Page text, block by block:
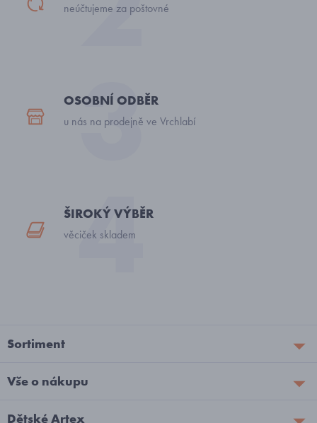
neúčtujeme za poštovné
OSOBNÍ ODBĚR
u nás na prodejně ve Vrchlabí
ŠIROKÝ VÝBĚR
věciček skladem
Sortiment
Vše o nákupu
Dětské Artex